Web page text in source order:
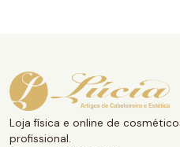
Loja física e online de
profissional.